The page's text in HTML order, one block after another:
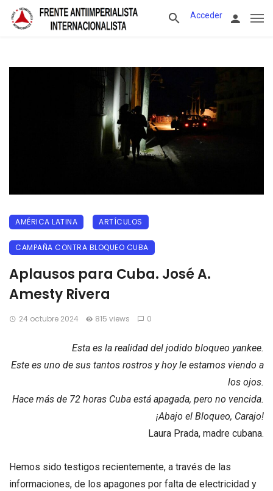
Acceder
AMÉRICA LATINA ARTÍCULOS
CAMPAÑA CONTRA BLOQUEO CUBA
Aplausos para Cuba. José A.
Amesty Rivera
24 octubre 2024 815 views 0
Esta es la realidad del jodido bloqueo yankee.
Este es uno de sus tantos rostros y hoy le estamos viendo a
los ojos.
Hace más de 72 horas Cuba está apagada, pero no vencida.
¡Abajo el Bloqueo, Carajo!
Laura Prada, madre cubana.
Hemos sido testigos recientemente, a través de las
informaciones, de los apagones por falta de electricidad y